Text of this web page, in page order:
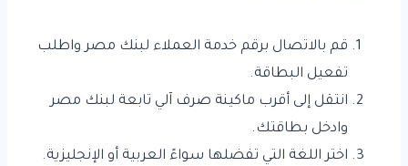
قم بالاتصال برقم خدمة العملاء لبنك مصر واطلب
تفعيل البطاقة.
انتقل إلى أقرب ماكينة صرف آلي تابعة لبنك مصر
وادخل بطاقتك.
اختر اللغة التي تفضلها سواءً العربية أو الإنجليزية.